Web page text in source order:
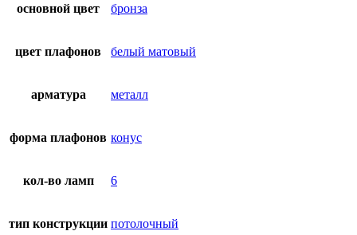
основной цвет бронза
цвет плафонов белый матовый
арматура металл
форма плафонов конус
кол-во ламп 6
тип конструкции потолочный